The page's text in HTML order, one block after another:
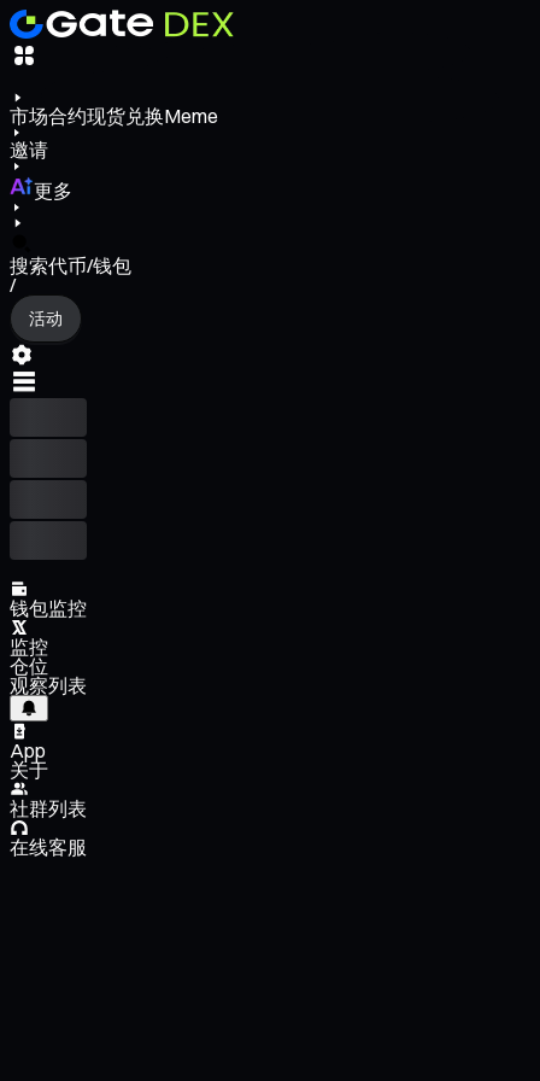
市场合约现货兑换Meme
邀请
更多
搜索代币/钱包
/
活动
钱包监控
监控
仓位
观察列表
App
关于
社群列表
在线客服